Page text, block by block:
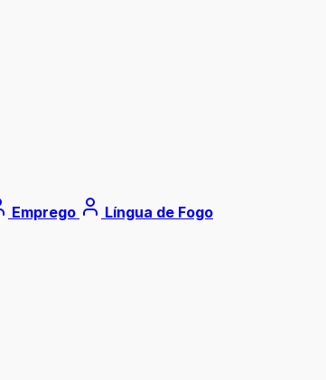
Emprego Língua de Fogo